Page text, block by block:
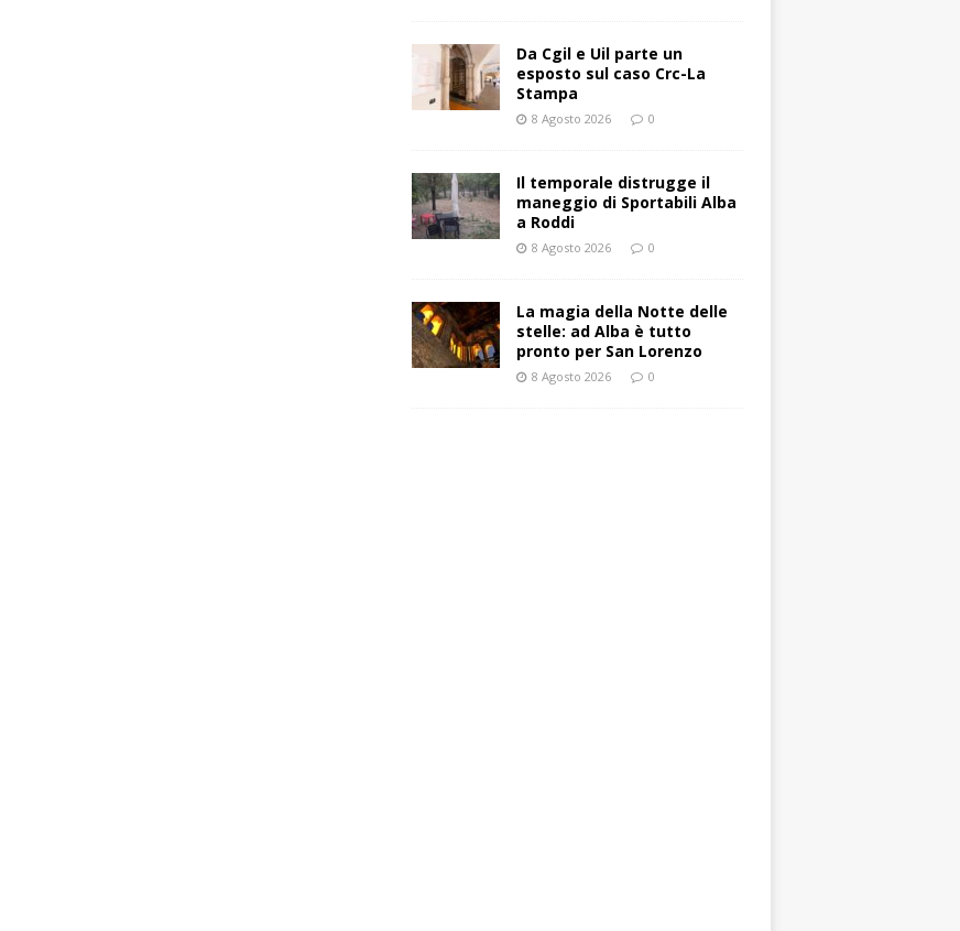
Da Cgil e Uil parte un
esposto sul caso Crc-La
Stampa
8 Agosto 2026 0
Il temporale distrugge il
maneggio di Sportabili Alba
a Roddi
8 Agosto 2026 0
La magia della Notte delle
stelle: ad Alba è tutto
pronto per San Lorenzo
8 Agosto 2026 0